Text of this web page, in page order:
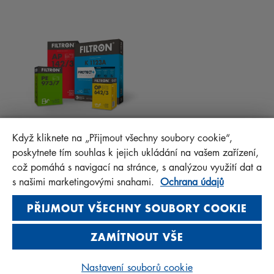
FAQ
MANN+HUMMEL FT Poland
Sp. z o. o. Sp. k.
ul. Wrocławska 145, 63-800 GOSTYŃ, POLAND
Privacy Statement
Imprint
© 2026 MANN+HUMMEL. All rights reserved.
Když kliknete na „Přijmout všechny soubory cookie“,
poskytnete tím souhlas k jejich ukládání na vašem zařízení,
což pomáhá s navigací na stránce, s analýzou využití dat a
s našimi marketingovými snahami. Ochrana údajů
PŘIJMOUT VŠECHNY SOUBORY COOKIE
ZAMÍTNOUT VŠE
Nastavení souborů cookie